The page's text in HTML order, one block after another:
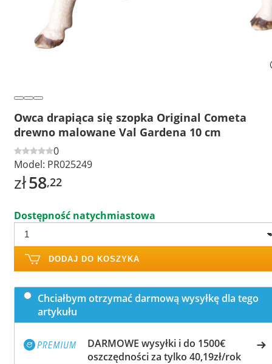
Owca drapiąca się szopka Original Cometa
drewno malowane Val Gardena 10 cm
0
Model: PR025249
zł58,22
Dostępność natychmiastowa
DODAJ DO KOSZYKA
Chciałbym otrzymać darmową wysyłkę dla tego
artykułu
DARMOWE wysyłki i do 1500€
oszczędności za tylko 40,19zł/rok